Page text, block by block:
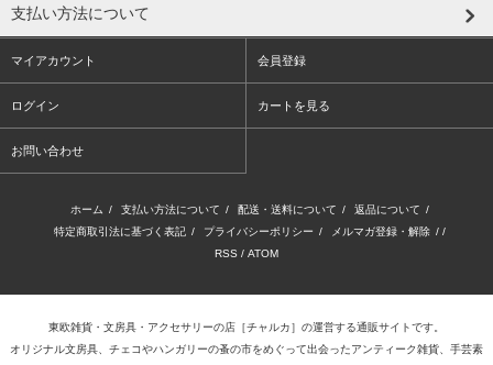
支払い方法について
マイアカウント 会員登録
ログイン カートを見る
お問い合わせ
ホーム / 支払い方法について / 配送・送料について / 返品について /
特定商取引法に基づく表記 / プライバシーポリシー / メルマガ登録・解除 / /
RSS / ATOM
東欧雑貨・文房具・アクセサリーの店 ［チャルカ］ の運営する通販サイトです。
オリジナル文房具、チェコやハンガリーの蚤の市をめぐって出会ったアンティーク雑貨、手芸素